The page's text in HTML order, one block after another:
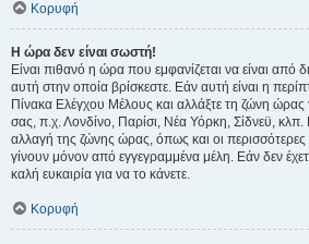
Κορυφή
Η ώρα δεν είναι σωστή!
Είναι πιθανό η ώρα που εμφανίζεται να είναι από
αυτή στην οποία βρίσκεστε. Εάν αυτή είναι η
Πίνακα Ελέγχου Μέλους και αλλάξτε τη ζώνη ώρας
σας, π.χ. Λονδίνο, Παρίσι, Νέα Υόρκη, Σίδνεϋ,
αλλαγή της ζώνης ώρας, όπως και οι
γίνουν μόνον από εγγεγραμμένα μέλη. Εάν δεν
καλή ευκαιρία για να το κάνετε.
Κορυφή